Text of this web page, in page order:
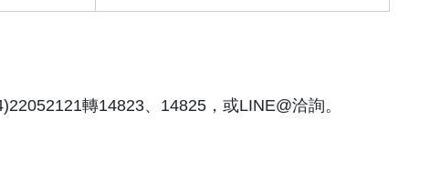
轉14823、14825，或LINE@洽詢。